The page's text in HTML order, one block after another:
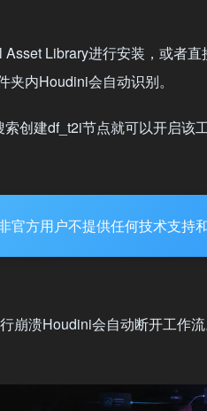
Library进行安装，或者直
夹内Houdini会自动识别。
创建df_t2i节点就可以开启该
方用户不提供任何技术支持和
崩溃Houdini会自动断开工作